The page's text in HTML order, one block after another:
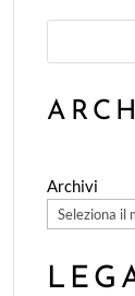
Archivi